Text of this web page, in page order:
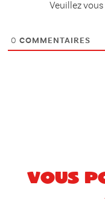
Veuillez
0 COMMENTAIRES
Vous